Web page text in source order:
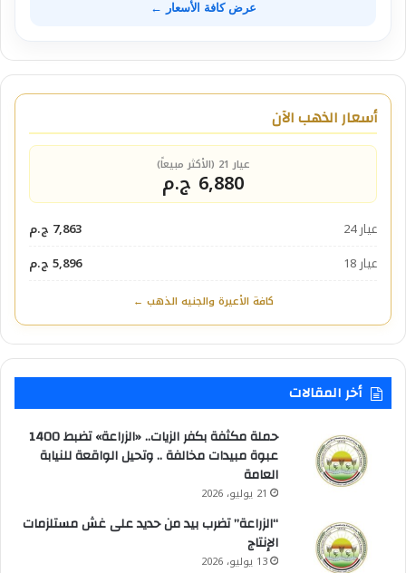
عرض كافة الأسعار ←
أسعار الذهب الآن
عيار 21 (الأكثر مبيعاً)
6,880 ج.م
عيار 24
7,863 ج.م
عيار 18
5,896 ج.م
كافة الأعيرة والجنيه الذهب ←
أخر المقالات
حملة مكثفة بكفر الزيات.. «الزراعة» تضبط 1400
عبوة مبيدات مخالفة .. وتحيل الواقعة للنيابة
العامة
21 يوليو، 2026
“الزراعة” تضرب بيد من حديد على غش مستلزمات
الإنتاج
13 يوليو، 2026